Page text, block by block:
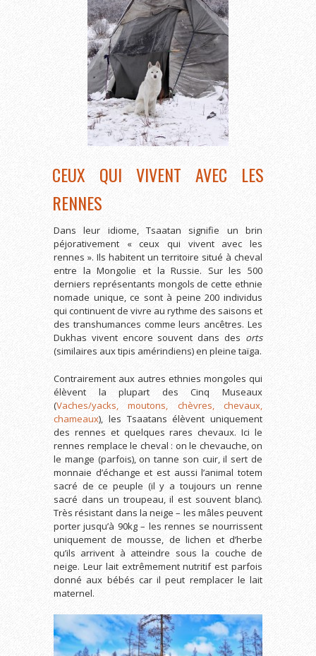
CEUX QUI VIVENT AVEC LES
RENNES
Dans leur idiome, Tsaatan signifie un brin
péjorativement « ceux qui vivent avec les
rennes ». Ils habitent un territoire situé à cheval
entre la Mongolie et la Russie. Sur les 500
derniers représentants mongols de cette ethnie
nomade unique, ce sont à peine 200 individus
qui continuent de vivre au rythme des saisons et
des transhumances comme leurs ancêtres. Les
Dukhas vivent encore souvent dans des orts
(similaires aux tipis amérindiens) en pleine taïga.
Contrairement aux autres ethnies mongoles qui
élèvent la plupart des Cinq Museaux
(Vaches/yacks, moutons, chèvres, chevaux,
chameaux), les Tsaatans élèvent uniquement
des rennes et quelques rares chevaux. Ici le
rennes remplace le cheval : on le chevauche, on
le mange (parfois), on tanne son cuir, il sert de
monnaie d’échange et est aussi l’animal totem
sacré de ce peuple (il y a toujours un renne
sacré dans un troupeau, il est souvent blanc).
Très résistant dans la neige – les mâles peuvent
porter jusqu’à 90kg – les rennes se nourrissent
uniquement de mousse, de lichen et d’herbe
qu’ils arrivent à atteindre sous la couche de
neige. Leur lait extrêmement nutritif est parfois
donné aux bébés car il peut remplacer le lait
maternel.